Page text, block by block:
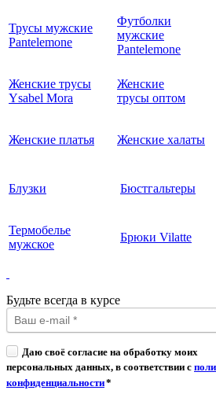
Трусы мужские
Pantelemone
Футболки
мужские
Pantelemone
Женские трусы
Ysabel Mora
Женские
трусы оптом
Женские платья Женские халаты
Блузки Бюстгальтеры
Термобелье
мужское
Брюки Vilatte
Будьте всегда в курсе
Даю своё согласие на обработку моих
персональных данных, в соответствии с
конфиденциальности*